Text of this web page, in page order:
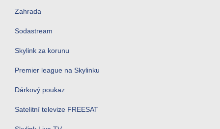
Zahrada
Sodastream
Skylink za korunu
Premier league na Skylinku
Dárkový poukaz
Satelitní televize FREESAT